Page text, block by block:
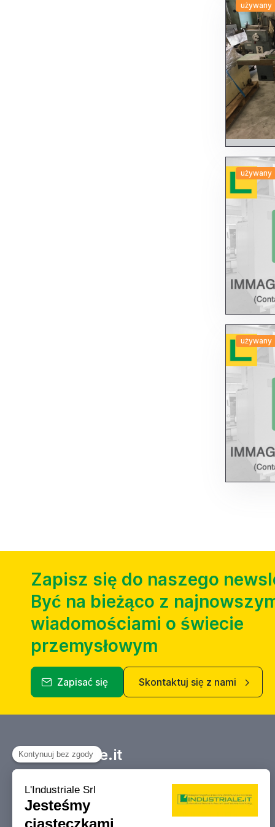
używany
używany
używany
Zapisz się do naszego
Być na bieżąco z
wiadomościami o świecie
przemysłowym
Zapisać się Skontaktuj się z nami
Industriale.it
Twój Marketplace informacyjny
dotyczący kupna, sprzedaży, aukcji i
likwidacji obrabiarek i maszyn
przemysłowych.